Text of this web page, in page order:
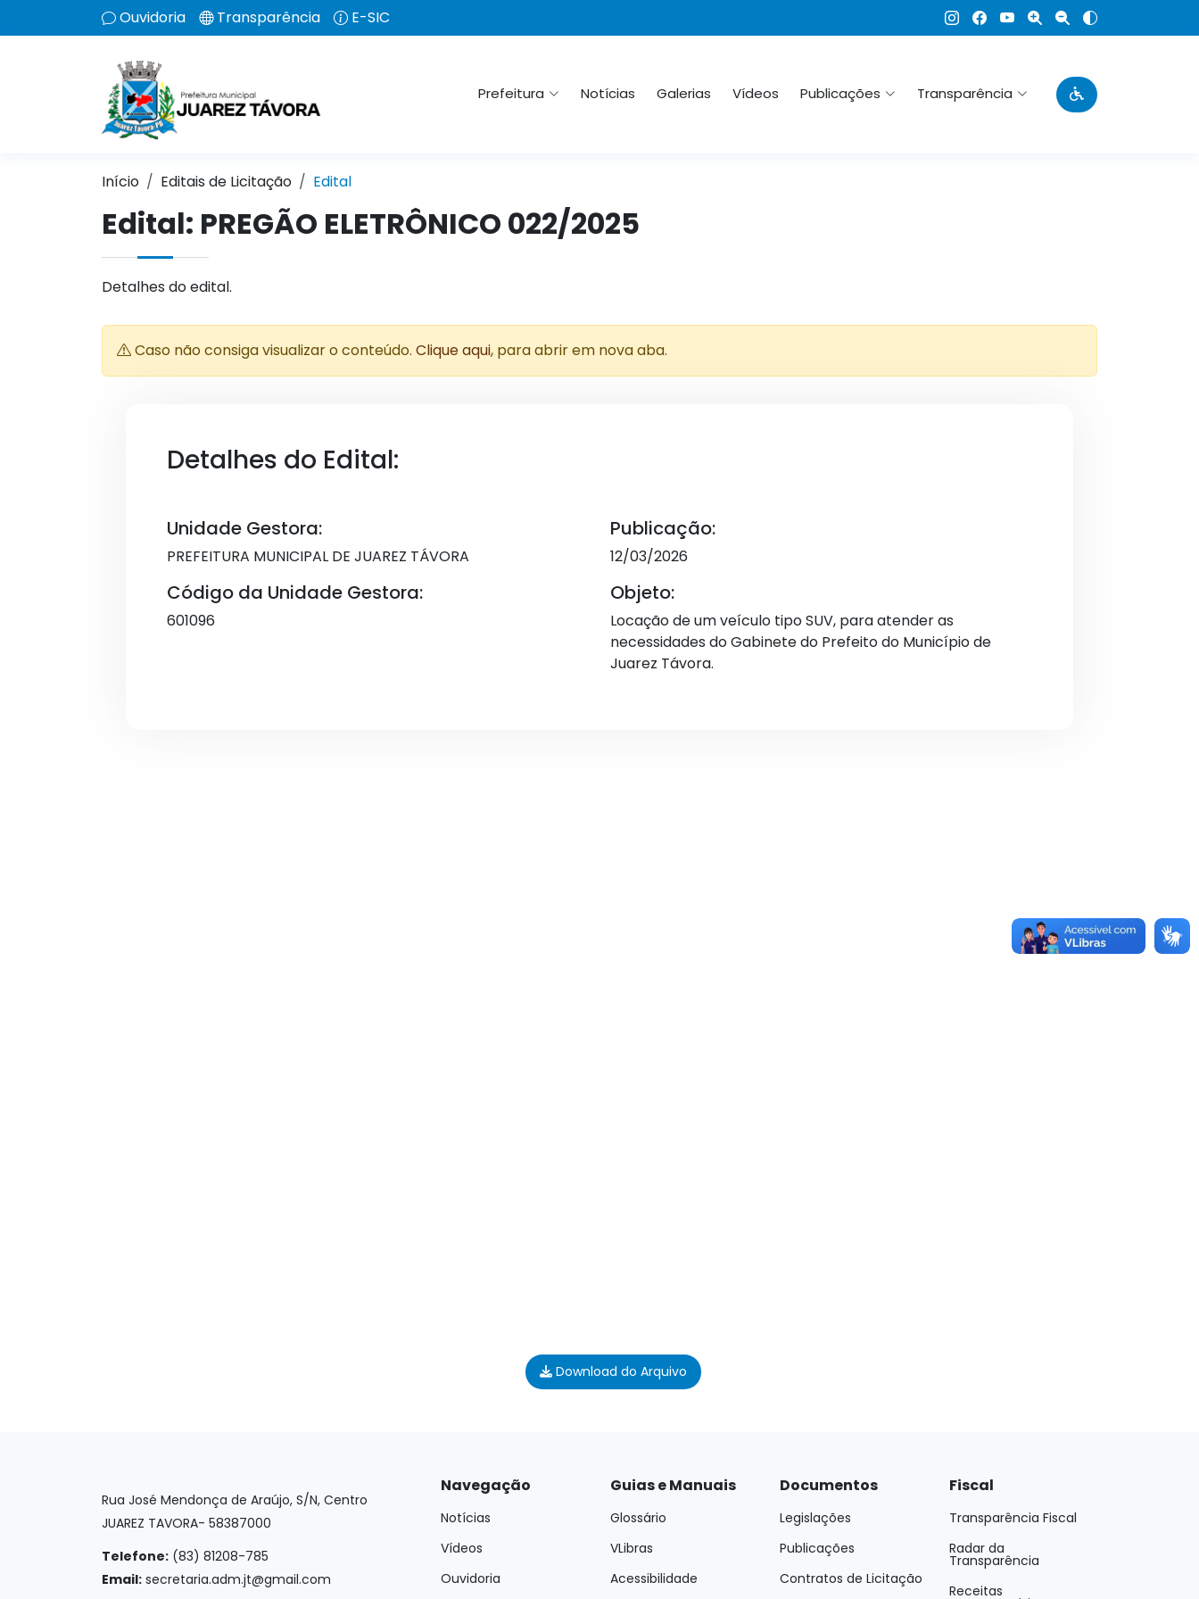
Ouvidoria Transparência E-SIC
Prefeitura Notícias Galerias Vídeos Publicações Transparência
Início Editais de Licitação Edital
Edital: PREGÃO ELETRÔNICO 022/2025
Detalhes do edital.
Caso não consiga visualizar o conteúdo. Clique aqui, para abrir em nova aba.
Detalhes do Edital:
Unidade Gestora:
PREFEITURA MUNICIPAL DE JUAREZ TÁVORA
Código da Unidade Gestora:
601096
Publicação:
12/03/2026
Objeto:
Locação de um veículo tipo SUV, para atender as
necessidades do Gabinete do Prefeito do Município de
Juarez Távora.
Download do Arquivo
Rua José Mendonça de Araújo, S/N, Centro
JUAREZ TAVORA- 58387000
Telefone: (83) 81208-785
Email: secretaria.adm.jt@gmail.com
Navegação
Notícias
Vídeos
Ouvidoria
Guias e Manuais
Glossário
VLibras
Acessibilidade
Documentos
Legislações
Publicações
Contratos de Licitação
Fiscal
Transparência Fiscal
Radar da
Transparência
Receitas